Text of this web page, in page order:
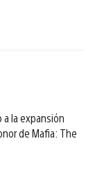
a la expansión
de Mafia: The